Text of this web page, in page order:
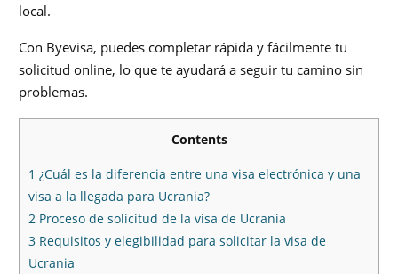
local.
Con Byevisa, puedes completar rápida y fácilmente tu
solicitud online, lo que te ayudará a seguir tu camino sin
problemas.
Contents
1 ¿Cuál es la diferencia entre una visa electrónica y una
visa a la llegada para Ucrania?
2 Proceso de solicitud de la visa de Ucrania
3 Requisitos y elegibilidad para solicitar la visa de
Ucrania